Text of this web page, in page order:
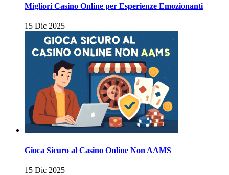
Migliori Casino Online per Esperienze Emozionanti
15 Dic 2025
Gioca Sicuro al Casino Online Non AAMS
15 Dic 2025